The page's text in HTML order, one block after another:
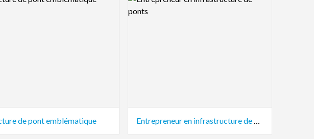
de pont emblématique Entrepreneur en infrastructure de ponts